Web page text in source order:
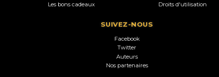
Les bons cadeaux
Droits d'utilisation
SUIVEZ-NOUS
Facebook
Twitter
Auteurs
Nos partenaires